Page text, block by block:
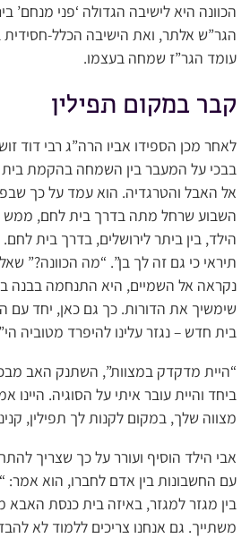
הכוונה היא לישיבה הגדולה ‘פני מנחם’
הגר”ש אלתר, ואת הישיבה הכלל-
עומד הגר”ז שמחה בעצמו.
קבר במקום תפילין
לאחר מכן הספידו אביו הרה”ג רבי דוד
בבכי על המעבר בין השמחה בהקמת
אל האבל והטרגדיה. הוא עמד על כך
השבוע שרחל מתה בדרך בית לחם, ממש
הילד, בין ביתר לירושלים, בדרך בית
תיראי כי גם זה לך בן”. “מה הכוונה?”
נקראה אל השמיים, היא התנחמה בבנה
שימשיך את הדורות. כך גם כאן, יחד
בית חדש – נגזר עלינו להיפרד מטוביה
“היית מדקדק במצוות”, השתנק האב
ביחד והיית עובר איתי על הסוגיה. היינו
מצווה שלך, במקום לקנות לך תפילין,
אבי הילד הוסיף ועורר על כך שצריך
עם החשבונות בין אדם לחברו, הוא אמר:
בין מגזר למגזר, באיזה בית כנסת האבא
משתייך. גם אנחנו צריכים ללמוד לא